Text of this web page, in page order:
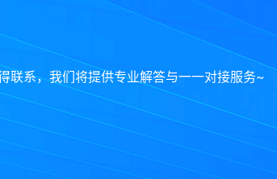
联系，我们将提供专业解答与一一对接服务~